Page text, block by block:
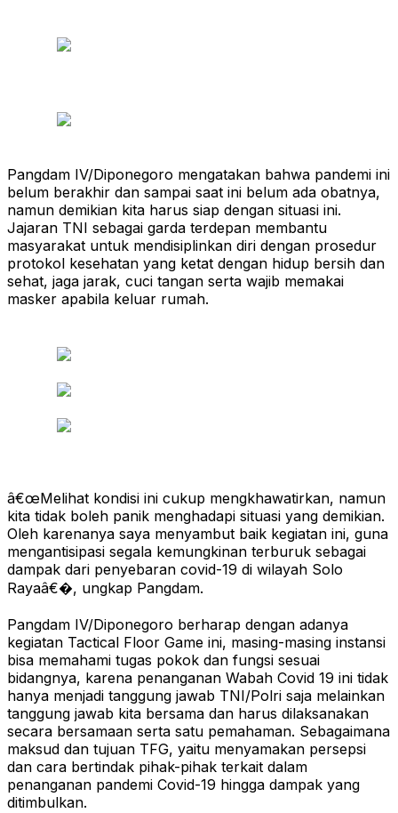
Pangdam IV/Diponegoro mengatakan bahwa pandemi ini
belum berakhir dan sampai saat ini belum ada obatnya,
namun demikian kita harus siap dengan situasi ini.
Jajaran TNI sebagai garda terdepan membantu
masyarakat untuk mendisiplinkan diri dengan prosedur
protokol kesehatan yang ketat dengan hidup bersih dan
sehat, jaga jarak, cuci tangan serta wajib memakai
masker apabila keluar rumah.
â€œMelihat kondisi ini cukup mengkhawatirkan, namun
kita tidak boleh panik menghadapi situasi yang demikian.
Oleh karenanya saya menyambut baik kegiatan ini, guna
mengantisipasi segala kemungkinan terburuk sebagai
dampak dari penyebaran covid-19 di wilayah Solo
Rayaâ€�, ungkap Pangdam.
Pangdam IV/Diponegoro berharap dengan adanya
kegiatan Tactical Floor Game ini, masing-masing instansi
bisa memahami tugas pokok dan fungsi sesuai
bidangnya, karena penanganan Wabah Covid 19 ini tidak
hanya menjadi tanggung jawab TNI/Polri saja melainkan
tanggung jawab kita bersama dan harus dilaksanakan
secara bersamaan serta satu pemahaman. Sebagaimana
maksud dan tujuan TFG, yaitu menyamakan persepsi
dan cara bertindak pihak-pihak terkait dalam
penanganan pandemi Covid-19 hingga dampak yang
ditimbulkan.